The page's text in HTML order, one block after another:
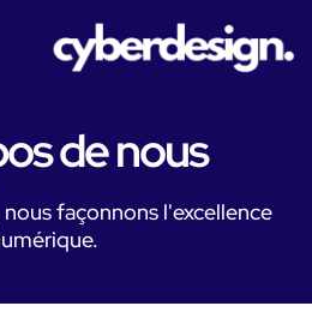
de nous
façonnons l'excellence